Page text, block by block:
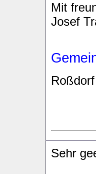
Mit
Josef
Roßdorf
Sehr